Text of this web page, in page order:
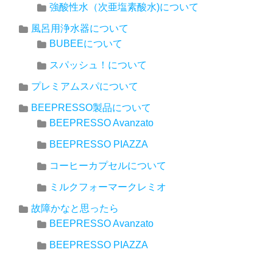
強酸性水（次亜塩素酸水)について
風呂用浄水器について
BUBEEについて
スパッシュ！について
プレミアムスパについて
BEEPRESSO製品について
BEEPRESSO Avanzato
BEEPRESSO PIAZZA
コーヒーカプセルについて
ミルクフォーマークレミオ
故障かなと思ったら
BEEPRESSO Avanzato
BEEPRESSO PIAZZA